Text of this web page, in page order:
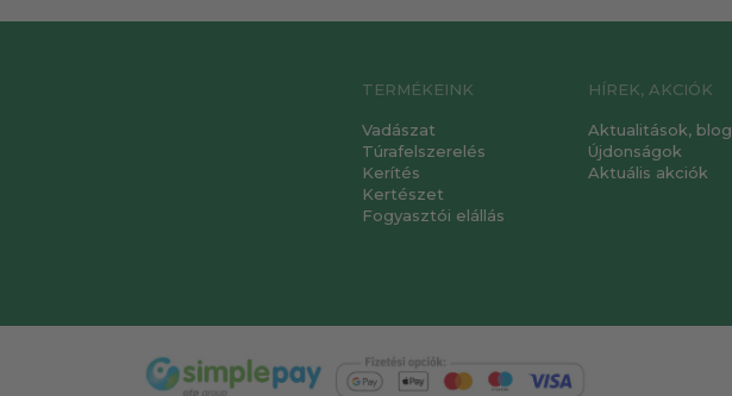
TERMÉKEINK
Vadászat
Túrafelszerelés
Kerítés
Kertészet
Fogyasztói elállás
HÍREK, AKCIÓK
Aktualitások, blog
Újdonságok
Aktuális akciók